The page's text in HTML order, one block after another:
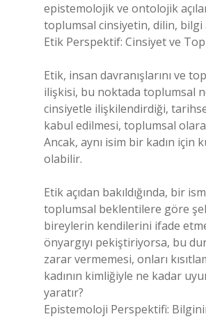
epistemolojik ve ontolojik
toplumsal cinsiyetin, dilin, bilgi
Etik Perspektif: Cinsiyet ve
Etik, insan davranışlarını ve
ilişkisi, bu noktada toplumsal
cinsiyetle ilişkilendirdiği,
kabul edilmesi, toplumsal
Ancak, aynı isim bir kadın için
olabilir.
Etik açıdan bakıldığında, bir
toplumsal beklentilere göre
bireylerin kendilerini ifade
önyargıyı pekiştiriyorsa, bu
zarar vermemesi, onları
kadının kimliğiyle ne kadar
yaratır?
Epistemoloji Perspektifi: